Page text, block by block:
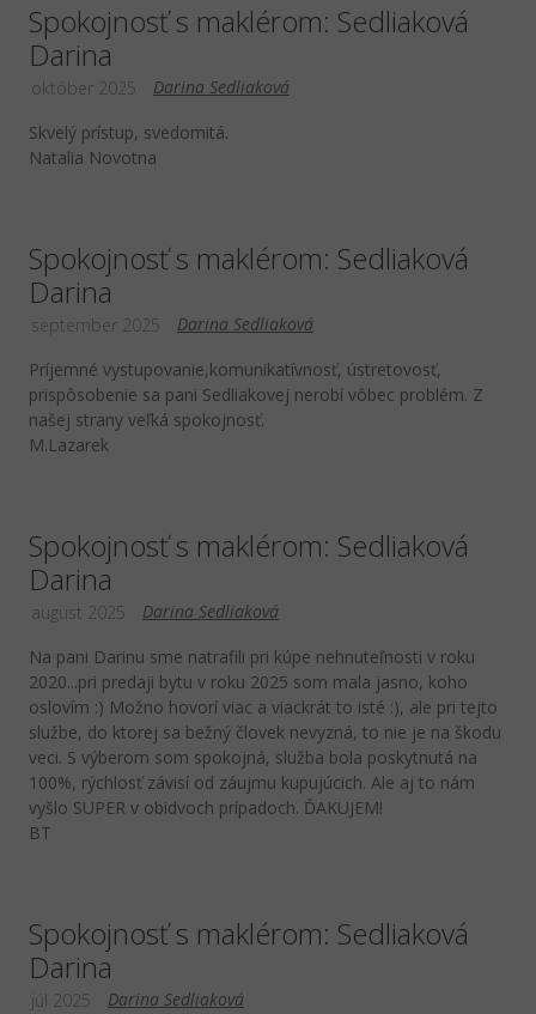
Spokojnosť s maklérom: Sedliaková
Darina
Darina Sedliaková
október 2025
Skvelý prístup, svedomitá.
Natalia Novotna
Spokojnosť s maklérom: Sedliaková
Darina
Darina Sedliaková
september 2025
Príjemné vystupovanie,komunikatívnosť, ústretovosť,
prispôsobenie sa pani Sedliakovej nerobí vôbec problém. Z
našej strany veľká spokojnosť.
M.Lazarek
Spokojnosť s maklérom: Sedliaková
Darina
Darina Sedliaková
august 2025
Na pani Darinu sme natrafili pri kúpe nehnuteľnosti v roku
2020...pri predaji bytu v roku 2025 som mala jasno, koho
oslovím :) Možno hovorí viac a viackrát to isté :), ale pri tejto
službe, do ktorej sa bežný človek nevyzná, to nie je na škodu
veci. S výberom som spokojná, služba bola poskytnutá na
100%, rýchlosť závisí od záujmu kupujúcich. Ale aj to nám
vyšlo SUPER v obidvoch prípadoch. ĎAKUJEM!
BT
Spokojnosť s maklérom: Sedliaková
Darina
Darina Sedliaková
júl 2025